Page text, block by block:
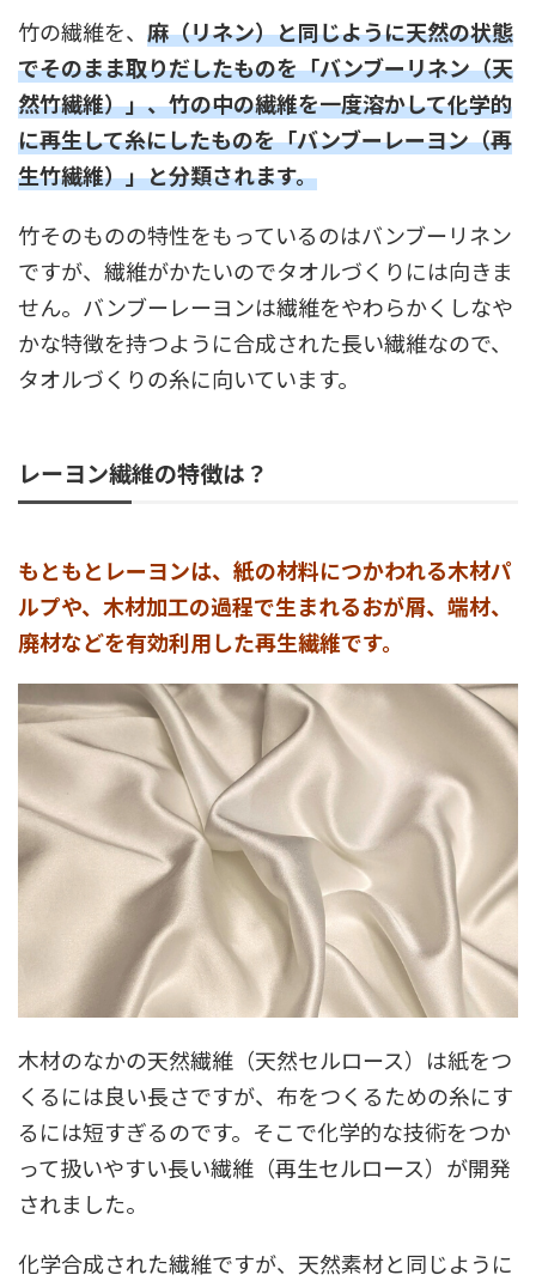
竹の繊維を、 麻（リネン）と同じように天然の状態
でそのまま取りだしたものを「バンブーリネン（天
然竹繊維）」、竹の中の繊維を一度溶かして化学的
に再生して糸にしたものを「バンブーレーヨン（再
生竹繊維）」と分類されます。
竹そのものの特性をもっているのはバンブーリネン
ですが、繊維がかたいのでタオルづくりには向きま
せん。バンブーレーヨンは繊維をやわらかくしなや
かな特徴を持つように合成された長い繊維なので、
タオルづくりの糸に向いています。
レーヨン繊維の特徴は？
もともとレーヨンは、紙の材料につかわれる木材パ
ルプや、木材加工の過程で生まれるおが屑、端材、
廃材などを有効利用した再生繊維です。
木材のなかの天然繊維（天然セルロース）は紙をつ
くるには良い長さですが、布をつくるための糸にす
るには短すぎるのです。そこで化学的な技術をつか
って扱いやすい長い繊維（再生セルロース）が開発
されました。
化学合成された繊維ですが、天然素材と同じように